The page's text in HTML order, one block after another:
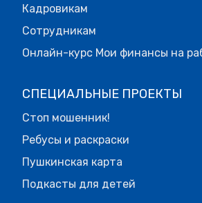
Кадровикам
Сотрудникам
Онлайн-курс Мои финансы на
СПЕЦИАЛЬНЫЕ ПРОЕКТЫ
Стоп мошенник!
Ребусы и раскраски
Пушкинская карта
Подкасты для детей